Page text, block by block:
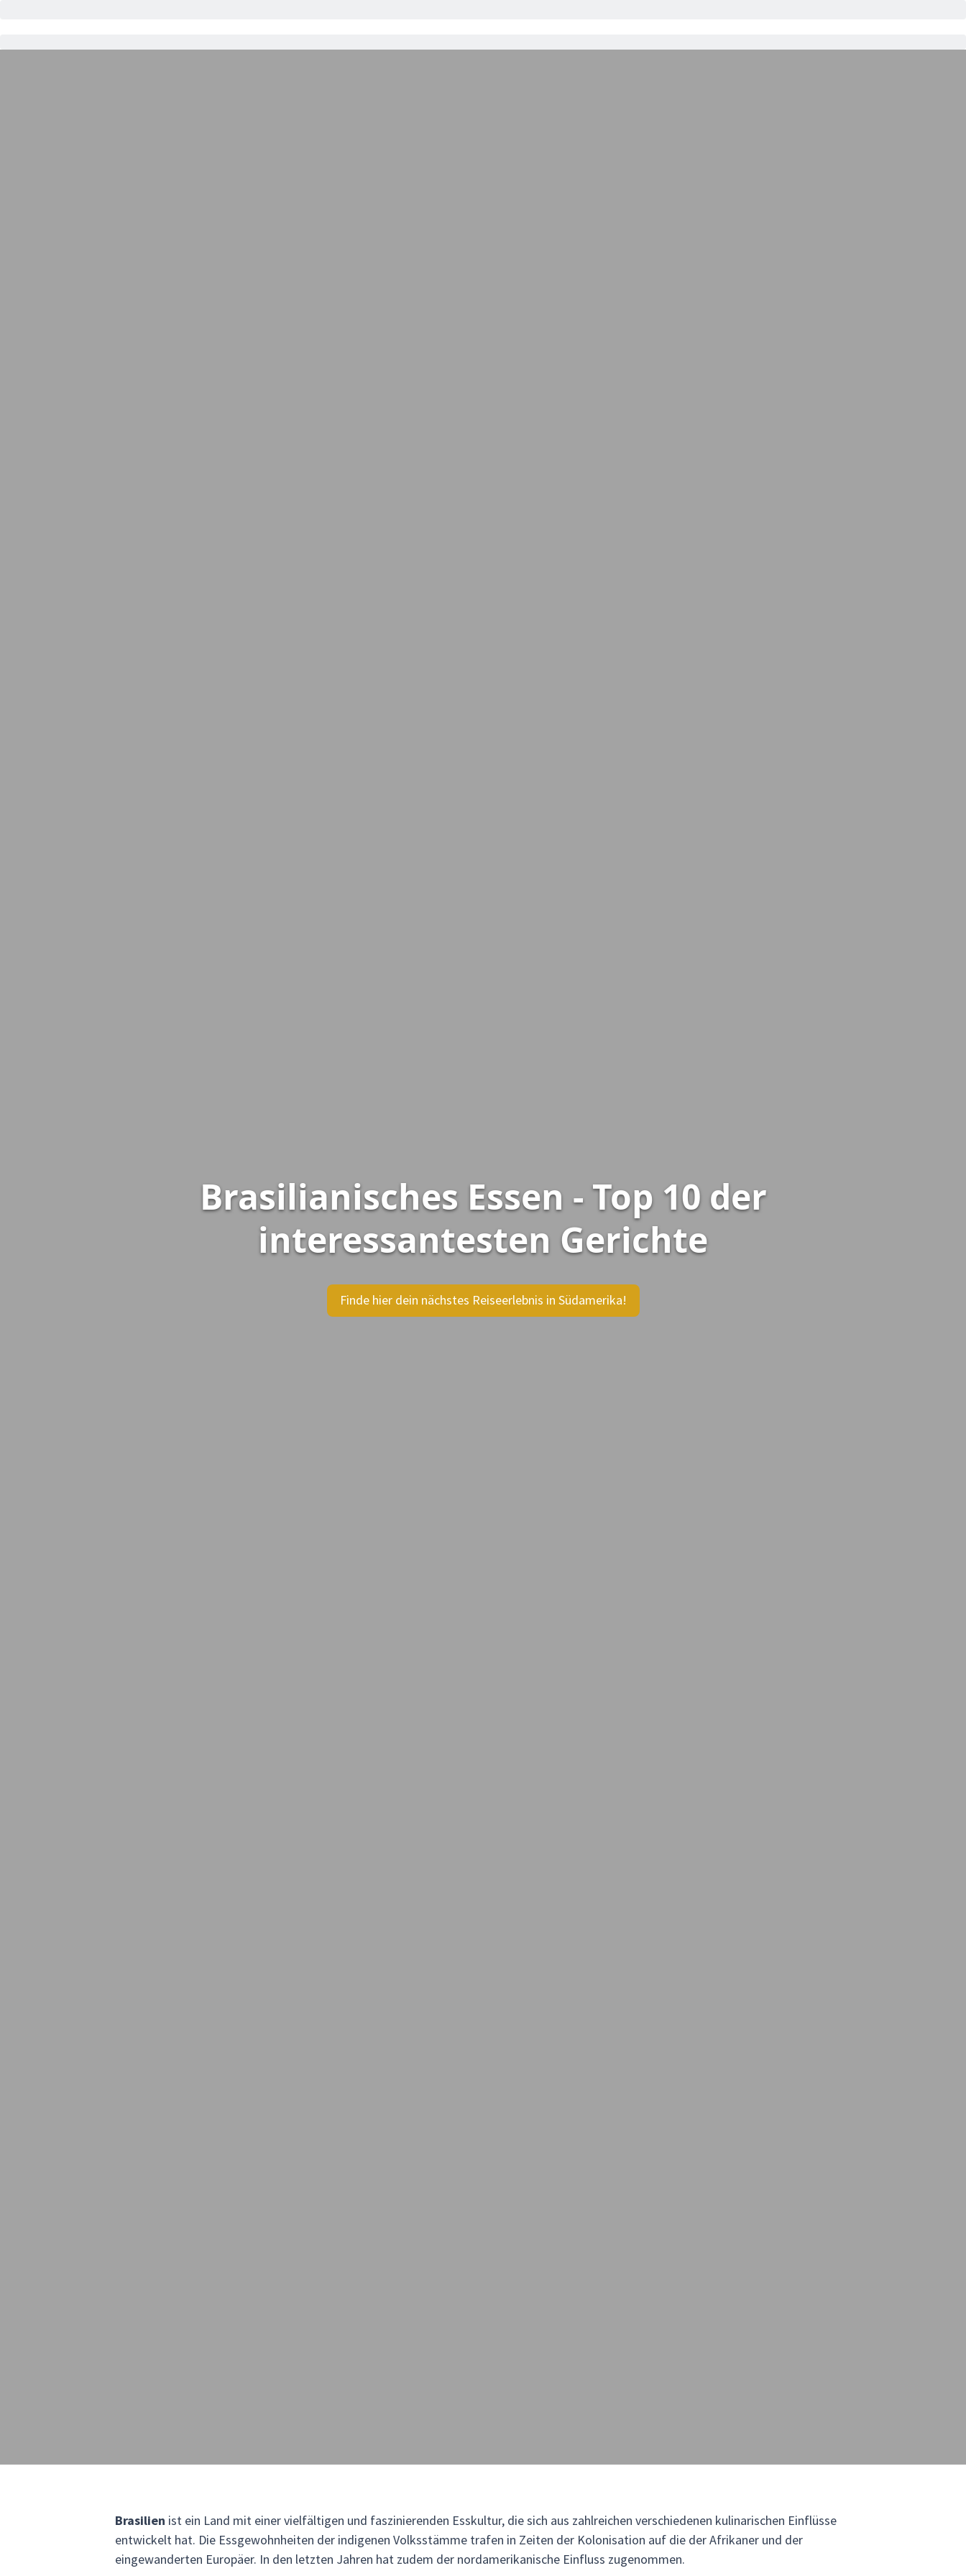
Brasilianisches Essen - Top 10 der
interessantesten Gerichte
Finde hier dein nächstes Reiseerlebnis in Südamerika!
Brasilien ist ein Land mit einer vielfältigen und faszinierenden Esskultur, die sich aus zahlreichen verschiedenen kulinarischen Einflüsse
entwickelt hat. Die Essgewohnheiten der indigenen Volksstämme trafen in Zeiten der Kolonisation auf die der Afrikaner und der
eingewanderten Europäer. In den letzten Jahren hat zudem der nordamerikanische Einfluss zugenommen.